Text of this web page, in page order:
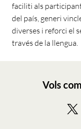
faciliti als
del país, generi
diverses i reforci el
través de la llengua.
Vols